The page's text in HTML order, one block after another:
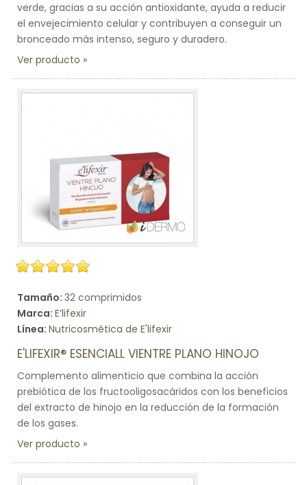
verde, gracias a su acción antioxidante, ayuda a reducir
el envejecimiento celular y contribuyen a conseguir un
bronceado más intenso, seguro y duradero.
Ver producto
Tamaño: 32 comprimidos
Marca: E’lifexir
Línea: Nutricosmética de E'lifexir
E'LIFEXIR® ESENCIALL VIENTRE PLANO HINOJO
Complemento alimenticio que combina la acción
prebiótica de los fructooligosacáridos con los beneficios
del extracto de hinojo en la reducción de la formación
de los gases.
Ver producto